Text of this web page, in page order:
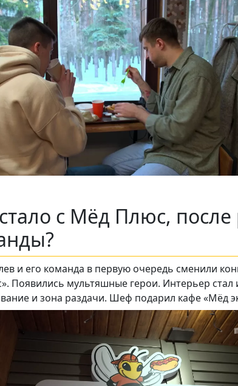
с Мёд Плюс,
и его команда в первую очередь сменили
Появились мультяшные герои. Интерьер
и зона раздачи. Шеф подарил кафе «Мёд
Мы